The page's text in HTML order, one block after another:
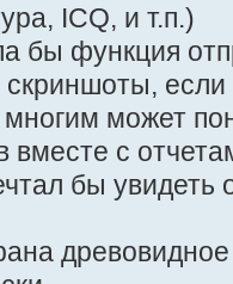
ICQ, и т.п.)
бы функция
если
многим может
вместе с
бы увидеть